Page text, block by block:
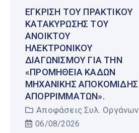
ΈΓΚΡΙΣΗ ΤΟΥ ΠΡΑΚΤΙΚΟΎ
ΚΑΤΑΚΎΡΩΣΗΣ ΤΟΥ
ΑΝΟΙΚΤΟΎ
ΗΛΕΚΤΡΟΝΙΚΟΎ
ΔΙΑΓΩΝΙΣΜΟΎ ΓΙΑ ΤΗΝ
«ΠΡΟΜΉΘΕΙΑ ΚΆΔΩΝ
ΜΗΧΑΝΙΚΉΣ ΑΠΟΚΟΜΙΔΉΣ
ΑΠΟΡΡΙΜΜΆΤΩΝ».
Αποφάσεις Συλ. Οργάνων
06/08/2026